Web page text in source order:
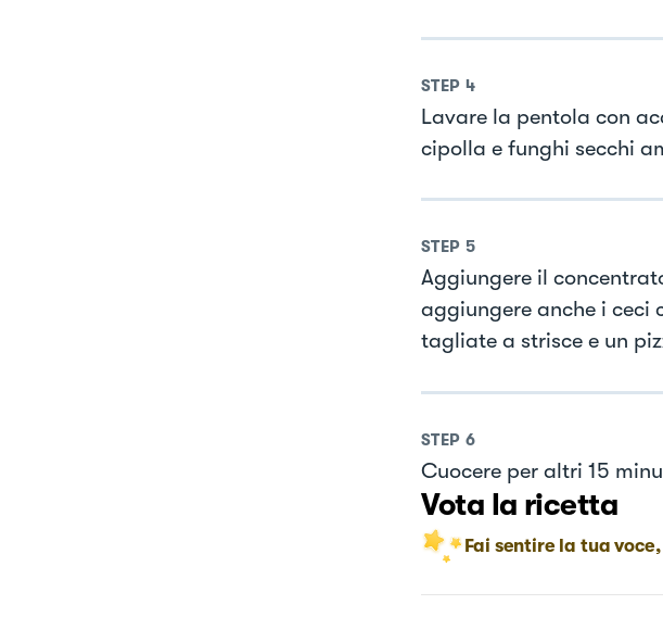
STEP 4
Lavare la pentola con
cipolla e funghi secchi
STEP 5
Aggiungere il
aggiungere anche i ceci
tagliate a strisce e un
STEP 6
Cuocere per altri 15
Vota la ricetta
Fai sentire la tua